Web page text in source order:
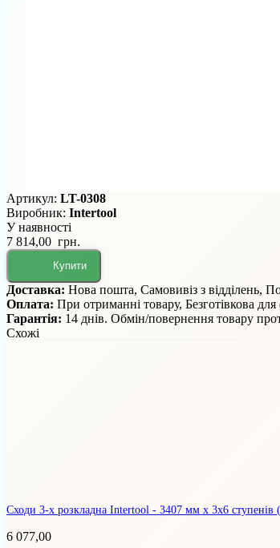
Артикул: LT-0308
Виробник: Intertool
У наявності
7 814,00 грн.
Купити
Доставка: Нова пошта, Самовивіз з відділень,
Оплата: При отриманні товару, Безготівкова
Гарантія: 14 днів. Обмін/повернення товару
Схожі
Сходи 3-х розкладна Intertool - 3407 мм х 3x6 ступенів
6 077,00